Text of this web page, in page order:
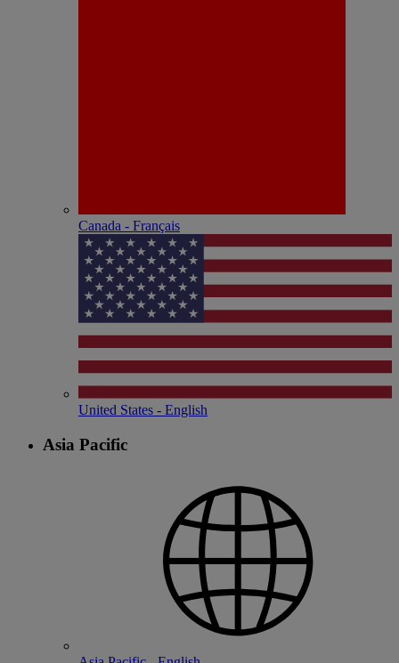
Canada - Français
United States - English
Asia Pacific